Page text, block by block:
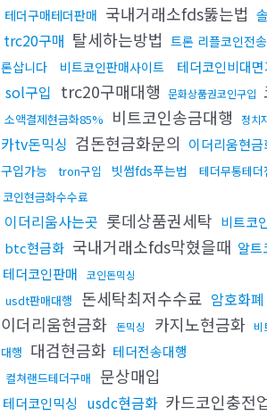
테더구매테더판매 국내거래소fds뚫는법
trc20구매 탈세하는방법 트론 리플코인전송
론삽니다
비트코인판매사이트 테더코인비대
sol구입 trc20구매대행 문화상품권코인구입
소액결제현금화85% 비트코인송금대행 정치
카tv돈믹싱 검돈현금화문의 이더리움현금
구입가능
tron구입 빗썸fds푸는법 테더무통테더
코인현금화수수료
이더리움사는곳 롯데상품권세탁 비트코
btc현금화 국내거래소fds막혔을때 알트
테더코인판매 코인돈믹싱
usdt판매대행 돈세탁최저수수료 암호화폐
이더리움현금화 돈믹싱 카지노현금화 비
대행 대검현금화 테더전송대행
컬쳐랜드테더구매 문상매입
테더코인믹싱 usdc현금화 카드코인충전